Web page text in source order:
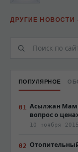
ДРУГИЕ НОВОСТИ
ПОПУЛЯРНОЕ
Асылжан
вопрос о
10 ноября